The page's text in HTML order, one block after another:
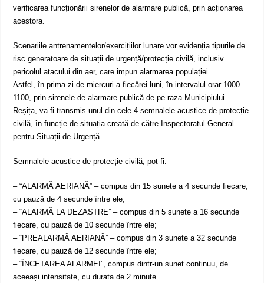
verificarea funcționării sirenelor de alarmare publică, prin acționarea
acestora.
Scenariile antrenamentelor/exercițiilor lunare vor evidenția tipurile de
risc generatoare de situații de urgență/protecție civilă, inclusiv
pericolul atacului din aer, care impun alarmarea populației.
Astfel, în prima zi de miercuri a fiecărei luni, în intervalul orar 1000 –
1100, prin sirenele de alarmare publică de pe raza Municipiului
Reșița, va fi transmis unul din cele 4 semnalele acustice de protecție
civilă, în funcție de situația creată de către Inspectoratul General
pentru Situații de Urgență.
Semnalele acustice de protecție civilă, pot fi:
– “ALARMĂ AERIANĂ” – compus din 15 sunete a 4 secunde fiecare,
cu pauză de 4 secunde între ele;
– “ALARMĂ LA DEZASTRE” – compus din 5 sunete a 16 secunde
fiecare, cu pauză de 10 secunde între ele;
– “PREALARMĂ AERIANĂ” – compus din 3 sunete a 32 secunde
fiecare, cu pauză de 12 secunde între ele;
– “ÎNCETAREA ALARMEI”, compus dintr-un sunet continuu, de
aceeași intensitate, cu durata de 2 minute.